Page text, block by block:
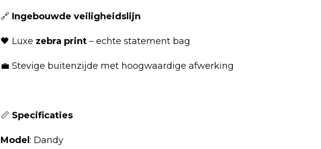
🔗 Ingebouwde veiligheidslijn
🖤 Luxe zebra print – echte statement bag
💼 Stevige buitenzijde met hoogwaardige afwerking
📏 Specificaties
Model: Dandy